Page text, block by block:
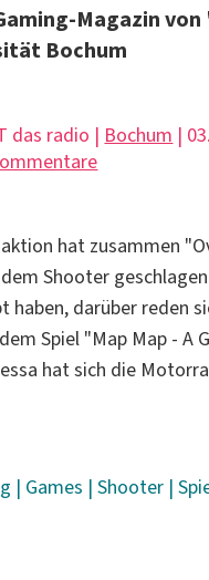
Magazin
Bochum
das radio | Bochum |
hat zusammen
Shooter
haben, darüber reden
Spiel "Map Map -
hat sich die
| Games |Shooter |